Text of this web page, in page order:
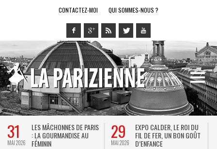
CONTACTEZ-MOI QUI SOMMES-NOUS ?
31
MAI 2026
LES MÂCHONNES DE PARIS
: LA GOURMANDISE AU
FÉMININ
29
MAI 2026
EXPO CALDER, LE ROI DU
FIL DE FER, UN BON GOÛT
D’ENFANCE